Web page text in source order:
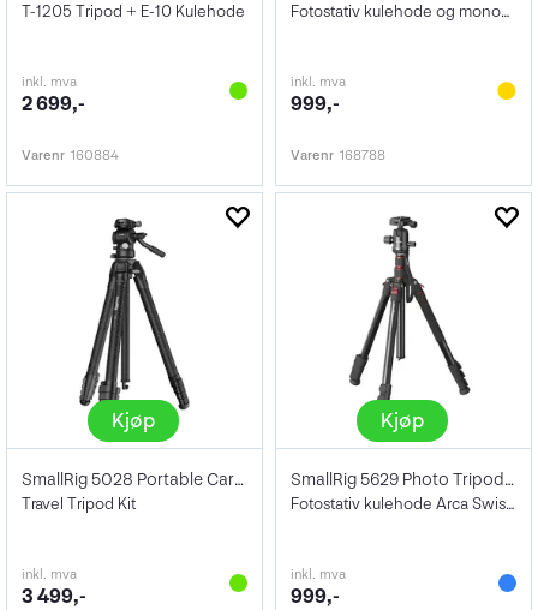
T-1205 Tripod + E-10 Kulehode
inkl. mva
2 699,-
Varenr 160884
Fotostativ kulehode og monopod Arca Swis
inkl. mva
999,-
Varenr 168788
Kjøp
SmallRig 5028 Portable Carbon Fiber
Travel Tripod Kit
inkl. mva
3 499,-
Kjøp
SmallRig 5629 Photo Tripod Aluminium
Fotostativ kulehode Arca Swiss Maks 1,8m
inkl. mva
999,-